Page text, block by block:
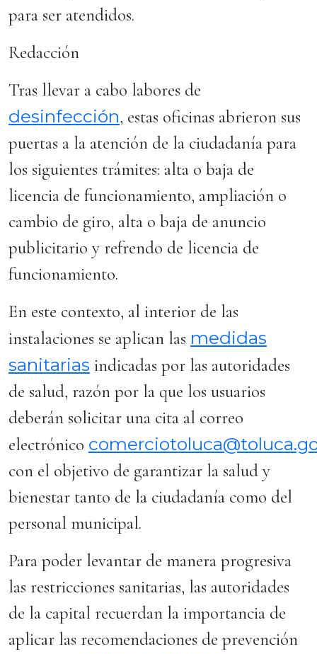
para ser atendidos.
Redacción
Tras llevar a cabo labores de
desinfección, estas oficinas abrieron sus
puertas a la atención de la ciudadanía para
los siguientes trámites: alta o baja de
licencia de funcionamiento, ampliación o
cambio de giro, alta o baja de anuncio
publicitario y refrendo de licencia de
funcionamiento.
En este contexto, al interior de las
instalaciones se aplican las medidas
sanitarias indicadas por las autoridades
de salud, razón por la que los usuarios
deberán solicitar una cita al correo
electrónico
con el objetivo de garantizar la salud y
bienestar tanto de la ciudadanía como del
personal municipal.
Para poder levantar de manera progresiva
las restricciones sanitarias, las autoridades
de la capital recuerdan la importancia de
aplicar las recomendaciones de prevención